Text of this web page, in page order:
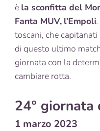
è la sconfitta del
Fanta MUV, l’Empoli
toscani, che capitanati
di questo ultimo
giornata con la
cambiare rotta.
24° giornata
1 marzo 2023